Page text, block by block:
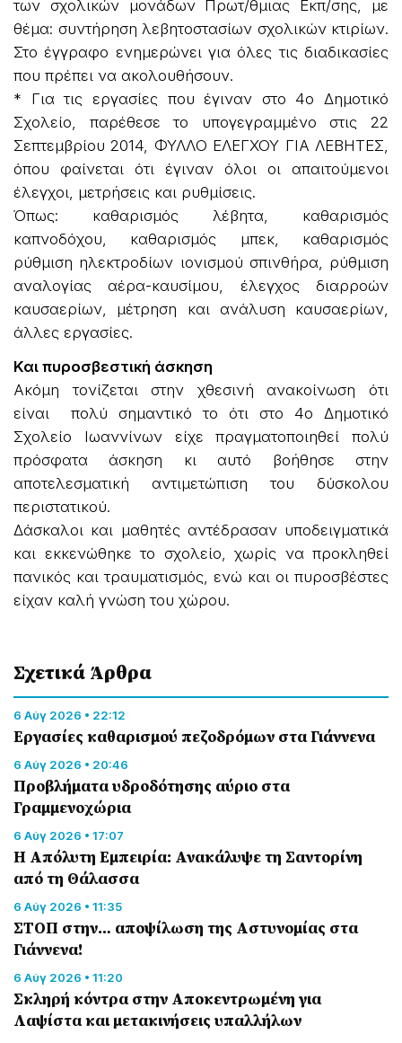
των σχολικών μονάδων Πρωτ/θ­μιας Εκπ/σης, με
θέμα: συντήρηση λεβητοστασίων σχολικών κτιρίων.
Στο έγγραφο ενημερώνει για όλες τις διαδικασίες
που πρέπει να ακολουθήσουν.
* Για τις εργασίες που έγιναν στο 4ο Δημοτικό
Σχολείο, παρέθεσε το υπογεγραμμένο στις 22
Σεπτεμβρίου 2014, ΦΥΛΛΟ ΕΛΕΓΧΟΥ ΓΙΑ ΛΕΒΗΤΕΣ,
όπου φαίνεται ότι έγιναν όλοι οι απαιτούμενοι
έλεγχοι, μετρήσεις και ρυθμίσεις.
Όπως: καθαρισμός λέβητα, καθαρισμός
καπνοδόχου, καθαρισμός μπεκ, καθαρισμός
ρύθμιση ηλεκτροδίων ιονισμού σπινθήρα, ρύθμιση
αναλογίας αέρα-καυσίμου, έλεγχος διαρροών
καυσαερίων, μέτρηση και ανάλυση καυσαερίων,
άλλες εργασίες.
Και πυροσβεστική άσκηση
Ακόμη τονίζεται στην χθεσινή ανακοίνωση ότι
είναι πολύ σημαντικό το ότι στο 4ο Δημοτικό
Σχολείο Ιωαννίνων είχε πραγματοποιηθεί πολύ
πρόσφατα άσκηση κι αυτό βοήθησε στην
αποτελεσματική αντιμετώπιση του δύσκολου
περιστατικού.
Δάσκαλοι και μαθητές αντέδρασαν υποδειγματικά
και εκκενώθηκε το σχολείο, χωρίς να προκληθεί
πανικός και τραυματισμός, ενώ και οι πυροσβέστες
είχαν καλή γνώση του χώρου.
Σχετικά Άρθρα
6 Αύγ 2026 • 22:12
Εργασίες καθαρισμού πεζοδρόμων στα Γιάννενα
6 Αύγ 2026 • 20:46
Προβλήματα υδροδότησης αύριο στα
Γραμμενοχώρια
6 Αύγ 2026 • 17:07
Η Απόλυτη Εμπειρία: Ανακάλυψε τη Σαντορίνη
από τη Θάλασσα
6 Αύγ 2026 • 11:35
ΣΤΟΠ στην… αποψίλωση της Αστυνομίας στα
Γιάννενα!
6 Αύγ 2026 • 11:20
Σκληρή κόντρα στην Αποκεντρωμένη για
Λαψίστα και μετακινήσεις υπαλλήλων